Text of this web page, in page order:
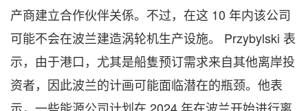
产商建立合作伙伴关係。不过，在这 10 年内该公司
可能不会在波兰建造涡轮机生产设施。 Przybylski 表
示，由于港口，尤其是船隻预订需求来自其他离岸投
资者，因此波兰的计画可能面临潜在的瓶颈。他表